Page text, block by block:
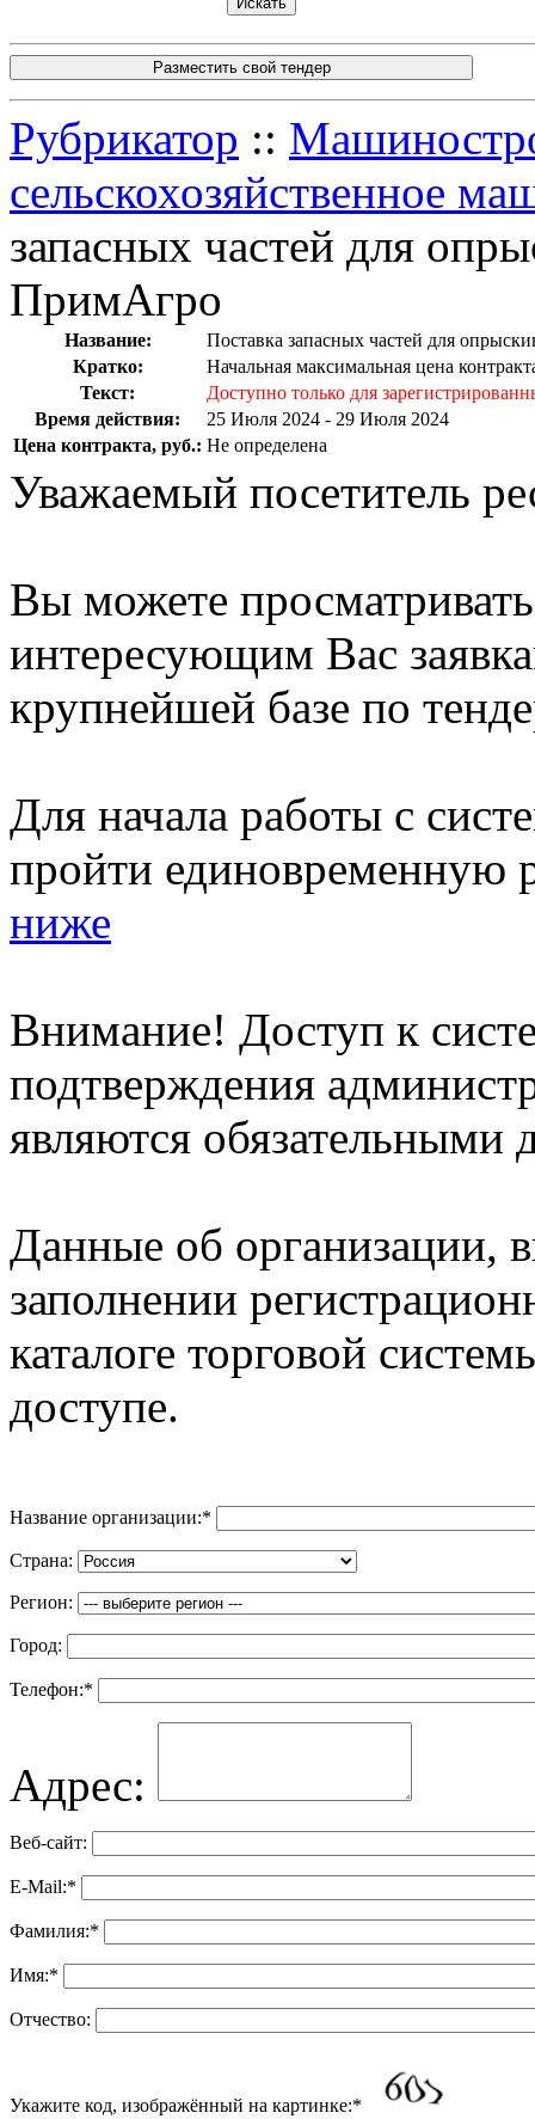
Разместить свой тендер
Рубрикатор ::
сельскохозяйственное
запасных частей для
ПримАгро
Название:
Поставка запасных частей для
Кратко:
Начальная максимальная цена
Текст:
Доступно только для
Время действия:
25 Июля 2024 - 29 Июля 2024
Цена контракта, руб.: Не определена
Уважаемый посетитель
Вы можете
интересующим Вас
крупнейшей базе по
Для начала работы с
пройти единовременную
ниже
Внимание! Доступ к
подтверждения
являются обязательными
Данные об организации,
заполнении
каталоге торговой
доступе.
Название организации:*
Страна:
Регион:
Город:
Телефон:*
Адрес:
Веб-сайт:
E-Mail:*
Фамилия:*
Имя:*
Отчество:
Укажите код, изображённый на картинке:*